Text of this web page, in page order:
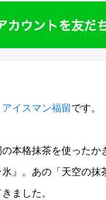
アイスマン福留です。
本格抹茶を使ったか
』。あの「天空の抹
ました。